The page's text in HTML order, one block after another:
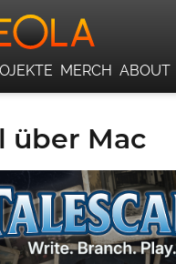
über Mac
MERCH ABOUT